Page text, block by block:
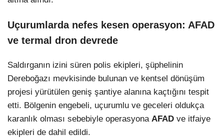
Uçurumlarda nefes kesen operasyon: AFAD
ve termal dron devrede
Saldırganın izini süren polis ekipleri, şüphelinin
Dereboğazı mevkisinde bulunan ve kentsel dönüşüm
projesi yürütülen geniş şantiye alanına kaçtığını tespit
etti. Bölgenin engebeli, uçurumlu ve geceleri oldukça
karanlık olması sebebiyle operasyona AFAD ve itfaiye
ekipleri de dahil edildi.